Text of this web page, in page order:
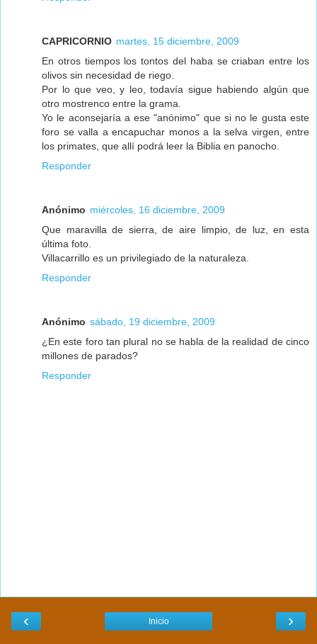
CAPRICORNIO martes, 15 diciembre, 2009
En otros tiempos los tontos del haba se criaban entre los
olivos sin necesidad de riego.
Por lo que veo, y leo, todavía sigue habiendo algún que
otro mostrenco entre la grama.
Yo le aconsejaría a ese "anónimo" que si no le gusta este
foro se valla a encapuchar monos a la selva virgen, entre
los primates, que allí podrá leer la Biblia en panocho.
Responder
Anónimo miércoles, 16 diciembre, 2009
Que maravilla de sierra, de aire limpio, de luz, en esta
última foto.
Villacarrillo es un privilegiado de la naturaleza.
Responder
Anónimo sábado, 19 diciembre, 2009
¿En este foro tan plural no se habla de la realidad de cinco
millones de parados?
Responder
‹ ›
Inicio